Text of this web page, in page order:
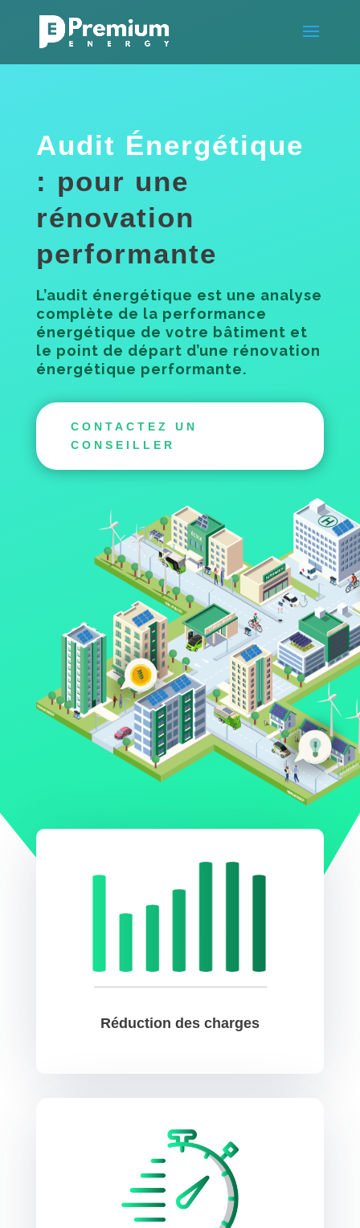
Audit Énergétique
: pour une
rénovation
performante
L’audit énergétique est une analyse
complète de la performance
énergétique de votre bâtiment et
le point de départ d’une rénovation
énergétique performante.
CONTACTEZ UN
CONSEILLER
Réduction des charges